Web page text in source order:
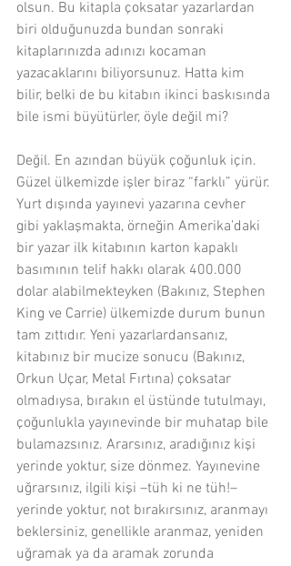
olsun. Bu kitapla çoksatar yazarlardan
biri olduğunuzda bundan sonraki
kitaplarınızda adınızı kocaman
yazacaklarını biliyorsunuz. Hatta kim
bilir, belki de bu kitabın ikinci baskısında
bile ismi büyütürler, öyle değil mi?
Değil. En azından büyük çoğunluk için.
Güzel ülkemizde işler biraz “farklı” yürür.
Yurt dışında yayınevi yazarına cevher
gibi yaklaşmakta, örneğin Amerika’daki
bir yazar ilk kitabının karton kapaklı
basımının telif hakkı olarak 400.000
dolar alabilmekteyken (Bakınız, Stephen
King ve Carrie) ülkemizde durum bunun
tam zıttıdır. Yeni yazarlardansanız,
kitabınız bir mucize sonucu (Bakınız,
Orkun Uçar, Metal Fırtına) çoksatar
olmadıysa, bırakın el üstünde tutulmayı,
çoğunlukla yayınevinde bir muhatap bile
bulamazsınız. Ararsınız, aradığınız kişi
yerinde yoktur, size dönmez. Yayınevine
uğrarsınız, ilgili kişi –tüh ki ne tüh!–
yerinde yoktur, not bırakırsınız, aranmayı
beklersiniz, genellikle aranmaz, yeniden
uğramak ya da aramak zorunda